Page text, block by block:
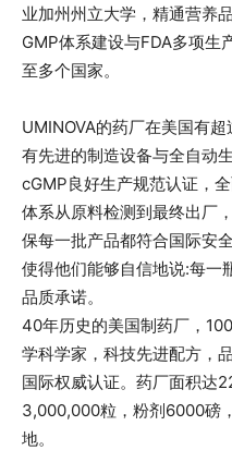
业加州州立大学，精通营养
GMP体系建设与FDA多项生
至多个国家。
UMINOVA的药厂在美国有
有先进的制造设备与全自动
cGMP良好生产规范认证，
体系从原料检测到最终出厂
保每一批产品都符合国际安
使得他们能够自信地说:每一
品质承诺。
40年历史的美国制药厂，
学科学家，科技先进配方，
国际权威认证。药厂面积达
3,000,000粒，粉剂6000磅
地。